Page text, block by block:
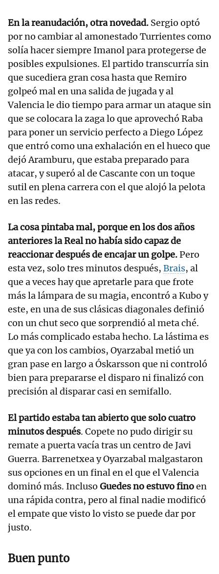
En la reanudación, otra novedad. Sergio optó
por no cambiar al amonestado Turrientes como
solía hacer siempre Imanol para protegerse de
posibles expulsiones. El partido transcurría sin
que sucediera gran cosa hasta que Remiro
golpeó mal en una salida de jugada y al
Valencia le dio tiempo para armar un ataque sin
que se colocara la zaga lo que aprovechó Raba
para poner un servicio perfecto a Diego López
que entró como una exhalación en el hueco que
dejó Aramburu, que estaba preparado para
atacar, y superó al de Cascante con un toque
sutil en plena carrera con el que alojó la pelota
en las redes.
La cosa pintaba mal, porque en los dos años
anteriores la Real no había sido capaz de
reaccionar después de encajar un golpe.Pero
esta vez, solo tres minutos después, Brais, al
que a veces hay que apretarle para que frote
más la lámpara de su magia, encontró a Kubo y
este, en una de sus clásicas diagonales definió
con un chut seco que sorprendió al meta ché.
Lo más complicado estaba hecho. La lástima es
que ya con los cambios, Oyarzabal metió un
gran pase en largo a Óskarsson que ni controló
bien para prepararse el disparo ni finalizó con
precisión al disparar casi en semifallo.
El partido estaba tan abierto que solo cuatro
minutos después. Copete no pudo dirigir su
remate a puerta vacía tras un centro de Javi
Guerra. Barrenetxea y Oyarzabal malgastaron
sus opciones en un final en el que el Valencia
dominó más. Incluso Guedes no estuvo finoen
una rápida contra, pero al final nadie modificó
el empate que visto lo visto se puede dar por
justo.
Buen punto